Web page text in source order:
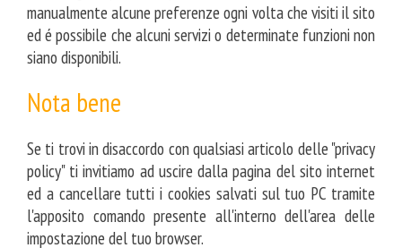
manualmente alcune preferenze ogni volta che visiti il sito
ed é possibile che alcuni servizi o determinate funzioni non
siano disponibili.
Nota bene
Se ti trovi in disaccordo con qualsiasi articolo delle "privacy
policy" ti invitiamo ad uscire dalla pagina del sito internet
ed a cancellare tutti i cookies salvati sul tuo PC tramite
l'apposito comando presente all'interno dell'area delle
impostazione del tuo browser.